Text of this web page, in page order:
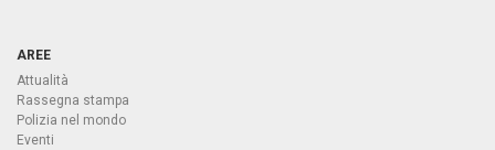
AREE
Attualità
Rassegna stampa
Polizia nel mondo
Eventi